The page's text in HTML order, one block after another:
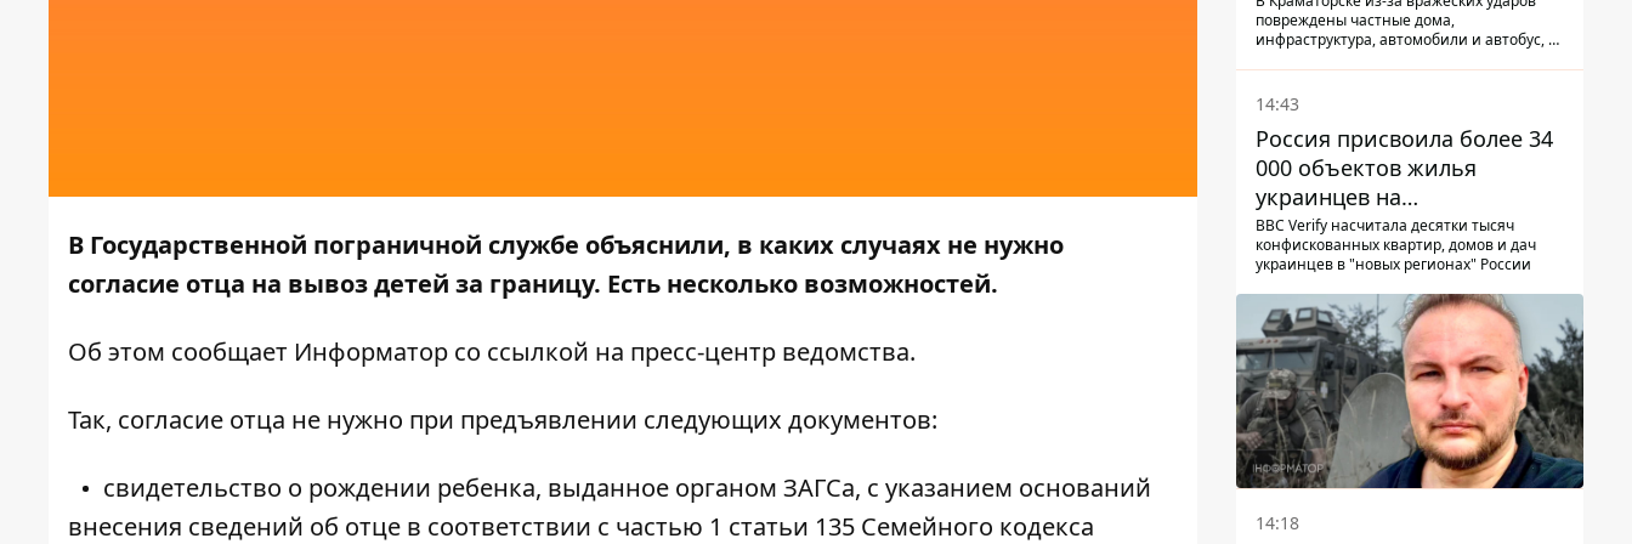
В Государственной пограничной службе объяснили, в каких случаях не нужно
согласие отца на вывоз детей за границу. Есть несколько возможностей.
Об этом сообщает Информатор со ссылкой на пресс-центр ведомства.
Так, согласие отца не нужно при предъявлении следующих документов:
свидетельство о рождении ребенка, выданное органом ЗАГСа, с указанием оснований
внесения сведений об отце в соответствии с частью 1 статьи 135 Семейного кодекса
повреждены частные дома,
инфраструктура, автомобили и автобус, а
14:43
Россия присвоила более 34
000 объектов жилья
украинцев на
оккупированных
территориях -
BBC Verify насчитала десятки тысяч
конфискованных квартир, домов и дач
украинцев в "новых регионах" России
14:18